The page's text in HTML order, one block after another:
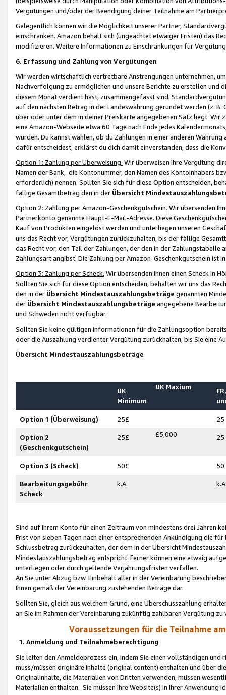
Vergütungen und/oder der Beendigung deiner Teilnahme am
Gelegentlich können wir die Möglichkeit unserer Partner,
einschränken. Amazon behält sich (ungeachtet etwaiger Fristen) das
modifizieren. Weitere Informationen zu Einschränkungen für
6. Erfassung und Zahlung von Vergütungen
Wir werden wirtschaftlich vertretbare Anstrengungen unternehmen,
Nachverfolgung zu ermöglichen und unsere Berichte zu erstellen und
diesem Monat verdient hast, zusammengefasst sind.
auf den nächsten Betrag in der Landeswährung gerundet werden (z.
über oder unter dem in deiner Preiskarte angegebenen Satz liegt.
eine Amazon-Webseite etwa 60 Tage nach Ende jedes
wurden. Du kannst wählen, ob du Zahlungen in einer anderen
dafür entscheidest, erklärst du dich damit einverstanden, dass die
Option 1: Zahlung per Überweisung. Wir überweisen Ihre Vergütung
Namen der Bank, die Kontonummer, den Namen des Kontoinhabers
erforderlich) nennen. Sollten Sie sich für diese Option entscheiden,
fällige Gesamtbetrag den in der Übersicht
Option 2: Zahlung per Amazon-Geschenkgutschein. Wir übersenden
Partnerkonto genannte Haupt-E-Mail-Adresse. Diese
Kauf von Produkten eingelöst werden und unterliegen unseren
uns das Recht vor, Vergütungen zurückzuhalten, bis der fällige
das Recht vor, den Teil der Zahlungen, der den in der
Zahlungsart angibst. Die Zahlung per Amazon-Geschenkgutschein ist
Option 3: Zahlung per Scheck. Wir übersenden Ihnen einen Scheck in
Sollten Sie sich für diese Option entscheiden, behalten wir uns das
den in der Übersicht Mindestauszahlungsbeträge genannten
der Übersicht Mindestauszahlungsbeträge angegebene
und Schweden nicht verfügbar.
Sollten Sie keine gültigen Informationen für die Zahlungsoption
oder die Auszahlung verdienter Vergütung zurückhalten, bis Sie
Übersicht Mindestauszahlungsbeträge
UK
Minimum
UK Maxium
Option 1 (Überweisung) 25£ 25
Option 2
(Geschenkgutschein)
25£ £5,000 25
Option 3 (Scheck) 50£ 50
Bearbeitungsgebühr
Scheck
k.A.
Sind auf Ihrem Konto für einen Zeitraum von mindestens drei Jahren
Frist von sieben Tagen nach einer entsprechenden Ankündigung die
Schlussbetrag zurückzuhalten, der dem in der Übersicht
Mindestauszahlungsbetrag entspricht. Ferner können eine etwaig
unterliegen oder durch geltende Verjährungsfristen verfallen.
An Sie unter Abzug bzw. Einbehalt aller in der Vereinbarung
Ihnen gemäß der Vereinbarung zustehenden Beträge dar.
Sollten Sie, gleich aus welchem Grund, eine Überschusszahlung
an Sie im Rahmen der Vereinbarung zukünftig zahlbaren Vergütung zu
Voraussetzungen für die Teilnahme
1. Anmeldung und Teilnahmeberechtigung
Sie leiten den Anmeldeprozess ein, indem Sie einen vollständigen
muss/müssen originäre Inhalte (original content) enthalten und über
Originalinhalte, die Materialien von Dritten verwenden, müssen
Materialien enthalten. Sie müssen Ihre Website(s) in Ihrer Anwendung